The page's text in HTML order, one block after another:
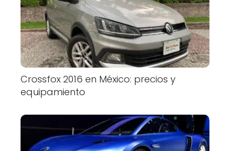
Crossfox 2016 en México: precios y
equipamiento